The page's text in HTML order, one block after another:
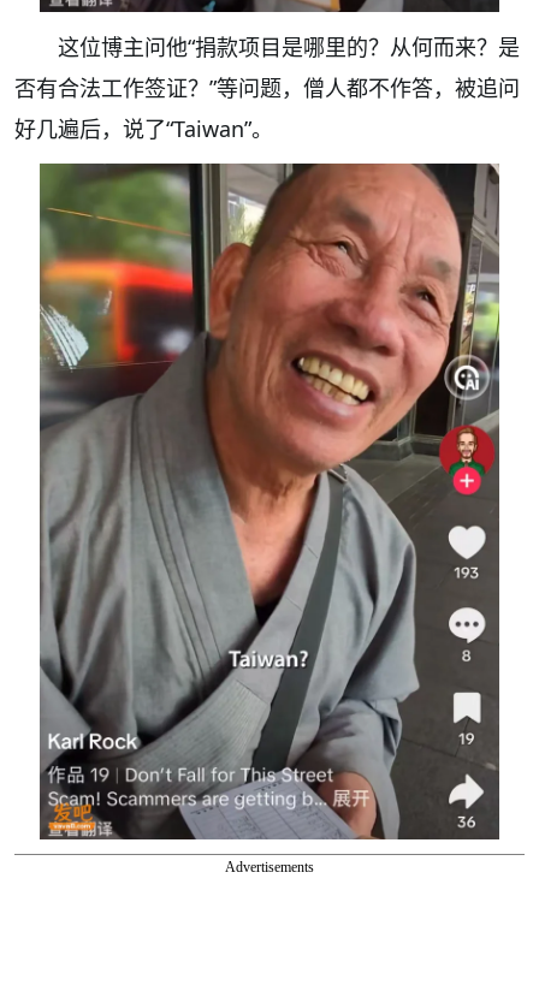
这位博主问他“捐款项目是哪里的？从何而来？是
否有合法工作签证？”等问题，僧人都不作答，被追问
好几遍后，说了“Taiwan”。
Advertisements